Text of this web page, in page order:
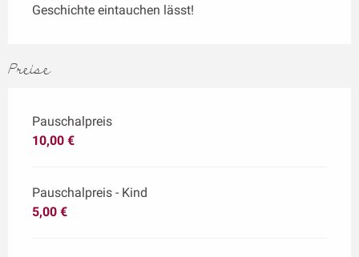
Geschichte eintauchen lässt!
Preise
Pauschalpreis
10,00 €
Pauschalpreis - Kind
5,00 €